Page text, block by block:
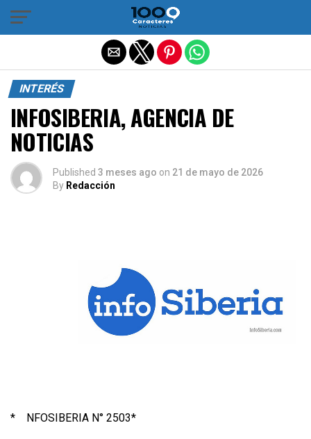
INTERÉS
INFOSIBERIA, AGENCIA DE
NOTICIAS
Published 3 meses ago on 21 de mayo de 2026
By Redacción
* NFOSIBERIA N° 2503*
Salir de la versión móvil